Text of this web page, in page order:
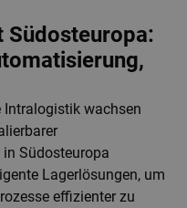
Südosteuropa:
Intralogistik wachsen
Südosteuropa
Lagerlösungen, um
effizienter zu